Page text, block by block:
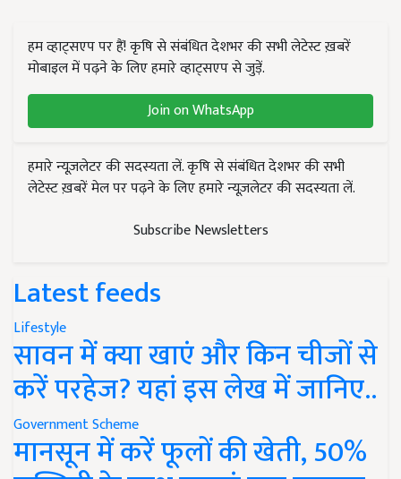
हम व्हाट्सएप पर हैं! कृषि से संबंधित देशभर की सभी लेटेस्ट ख़बरें
मोबाइल में पढ़ने के लिए हमारे व्हाट्सएप से जुड़ें.
Join on WhatsApp
हमारे न्यूज़लेटर की सदस्यता लें. कृषि से संबंधित देशभर की सभी
लेटेस्ट ख़बरें मेल पर पढ़ने के लिए हमारे न्यूज़लेटर की सदस्यता लें.
Subscribe Newsletters
Latest feeds
Lifestyle
सावन में क्या खाएं और किन चीजों से
करें परहेज? यहां इस लेख में जानिए..
Government Scheme
मानसून में करें फूलों की खेती, 50%